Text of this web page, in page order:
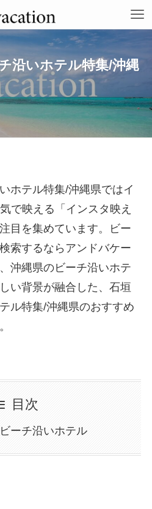
沿いホテル特集/沖縄
ホテル特集/沖縄県ではイ
で映える「インスタ映え
目を集めています。ビー
索するならアンドバケー
沖縄県のビーチ沿いホテ
い背景が融合した、石垣
ル特集/沖縄県のおすすめ
目次
ーチ沿いホテル